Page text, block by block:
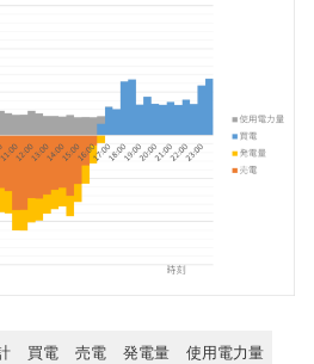
買電 売電 発電量 使用電力量